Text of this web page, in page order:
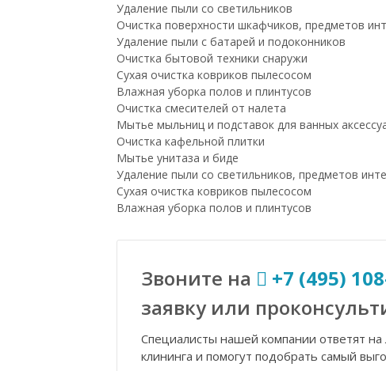
Удаление пыли со светильников
Очистка поверхности шкафчиков, предметов
Удаление пыли с батарей и подоконников
Очистка бытовой техники снаружи
Сухая очистка ковриков пылесосом
Влажная уборка полов и плинтусов
Очистка смесителей от налета
Мытье мыльниц и подставок для ванных
Очистка кафельной плитки
Мытье унитаза и биде
Удаление пыли со светильников, предметов
Сухая очистка ковриков пылесосом
Влажная уборка полов и плинтусов
Звоните на +7 (495)
заявку или
Специалисты нашей компании ответят
клининга и помогут подобрать самый